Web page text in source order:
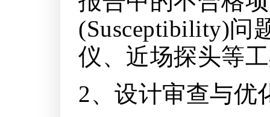
(Susceptibility)问
仪、近场探头等
2、设计审查与优